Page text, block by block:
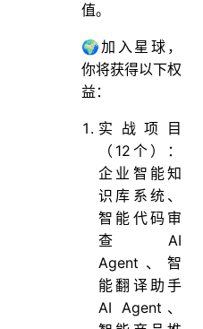
值。
🌍加入星球，
你将获得以下权
益：
实战项目
（12个）：
企业智能知
识库系统、
智能代码审
查AI
Agent、智
能翻译助手
AI Agent、